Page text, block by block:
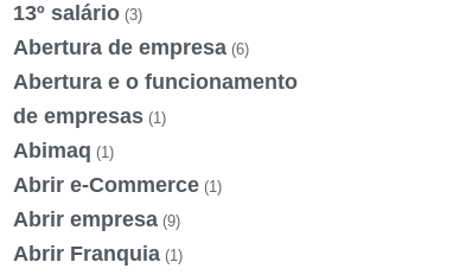
13º salário (3)
Abertura de empresa (6)
Abertura e o funcionamento
de empresas (1)
Abimaq (1)
Abrir e-Commerce (1)
Abrir empresa (9)
Abrir Franquia (1)